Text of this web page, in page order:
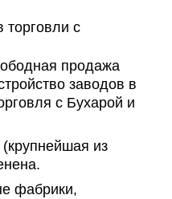
продажа
заводов в
с Бухарой и
из
фабрики,